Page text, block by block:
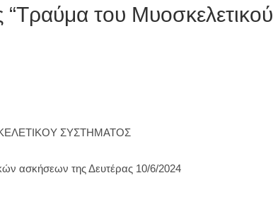
του Μυοσκελετικού
ΣΥΣΤΗΜΑΤΟΣ
ασκήσεων της Δευτέρας 10/6/2024